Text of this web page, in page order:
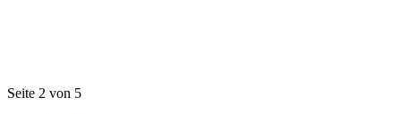
Seite 2 von 5